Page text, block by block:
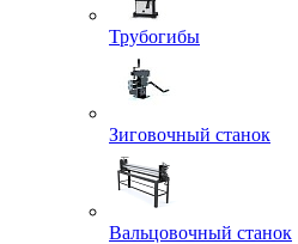
Трубогибы
Зиговочный станок
Вальцовочный станок